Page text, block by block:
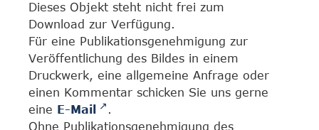
Dieses Objekt steht nicht frei zum
Download zur Verfügung.
Für eine Publikationsgenehmigung zur
Veröffentlichung des Bildes in einem
Druckwerk, eine allgemeine Anfrage oder
einen Kommentar schicken Sie uns gerne
eine E-Mail
.
Ohne Publikationsgenehmigung des